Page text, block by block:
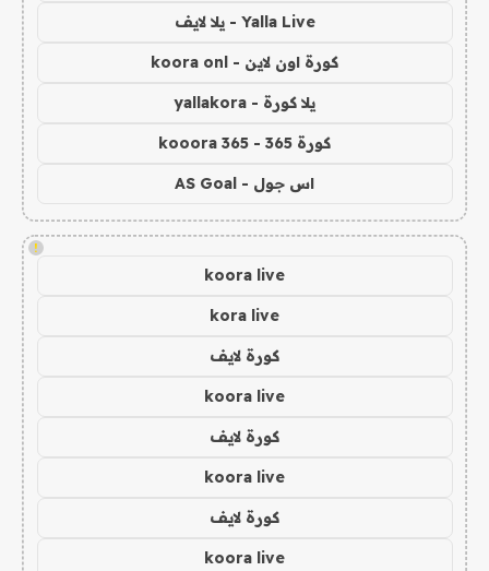
Yalla Live - يلا لايف
كورة اون لاين - koora onl
يلا كورة - yallakora
كورة 365 - kooora 365
اس جول - AS Goal
!
koora live
kora live
كورة لايف
koora live
كورة لايف
koora live
كورة لايف
koora live